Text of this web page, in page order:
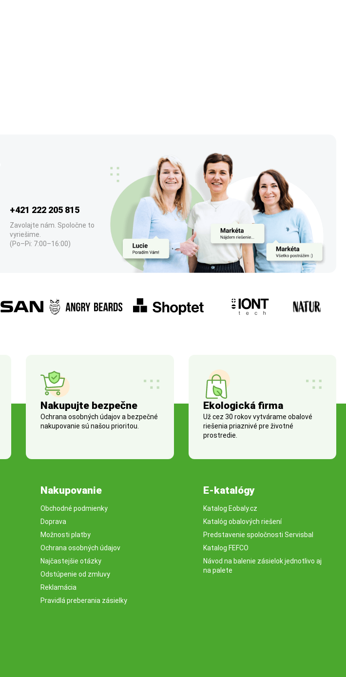
+421 222 205 815
Zavolajte nám. Spoločne to
vyriešime.
(Po–Pi: 7:00–16:00)
Nakupujte bezpečne
Ochrana osobných údajov a bezpečné
nakupovanie sú našou prioritou.
Ekologická firma
Už cez 30 rokov vytvárame obalové
riešenia priaznivé pre životné
prostredie.
Nakupovanie
Obchodné podmienky
Doprava
Možnosti platby
Ochrana osobných údajov
Najčastejšie otázky
Odstúpenie od zmluvy
Reklamácia
Pravidlá preberania zásielky
E-katalógy
Katalog Eobaly.cz
Katalóg obalových riešení
Predstavenie spoločnosti Servisbal
Katalog FEFCO
Návod na balenie zásielok jednotlivo aj
na palete